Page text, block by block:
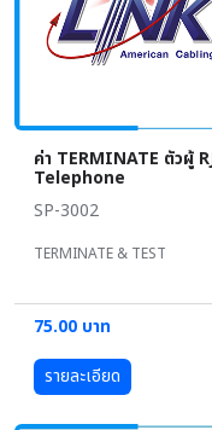
ค่า TERMINATE ตัวผู้
Telephone
SP-3002
TERMINATE & TEST
75.00 บาท
รายละเอียด